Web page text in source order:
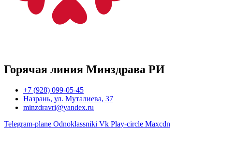
Горячая линия Минздрава РИ
+7 (928) 099-05-45
Назрань, ул. Муталиева, 37
minzdravri@yandex.ru
Telegram-plane Odnoklassniki Vk Play-circle Maxcdn